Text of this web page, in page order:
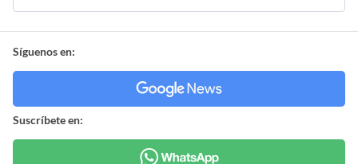
Síguenos en:
Suscríbete en: